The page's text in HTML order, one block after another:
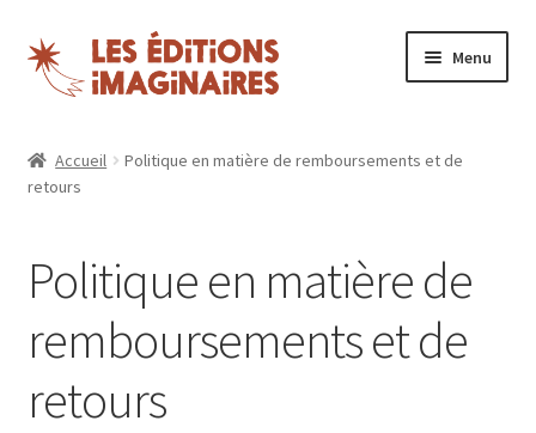
Aller
à
Aller
au
contenu
Menu
Boutique
Nos magazines
Espace revendeurs
Accueil
Politique en matière de remboursements et de
retours
Politique en matière de
remboursements et de
retours